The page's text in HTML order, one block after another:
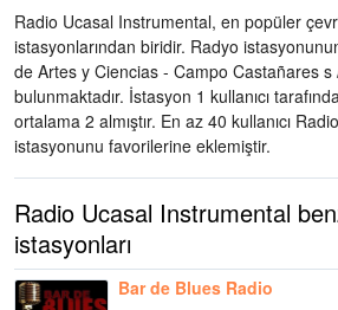
Radio Ucasal Instrumental, en popüler
istasyonlarından biridir. Radyo
de Artes y Ciencias - Campo Castañares
bulunmaktadır. İstasyon 1 kullanıcı
ortalama 2 almıştır. En az 40 kullanıcı
istasyonunu favorilerine eklemiştir.
Radio Ucasal Instrumental
istasyonları
Bar de Blues Radio